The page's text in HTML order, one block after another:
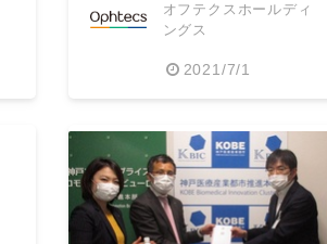
オフテクスホールディ
ングス
2021/7/1